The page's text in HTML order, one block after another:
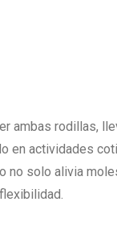
ambas rodillas,
en actividades
no solo alivia